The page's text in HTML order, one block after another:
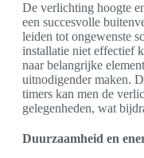
De verlichting hoogte
een succesvolle
leiden tot ongewenste
installatie niet effectief
naar belangrijke
uitnodigender maken.
timers kan men de
gelegenheden, wat
Duurzaamheid en